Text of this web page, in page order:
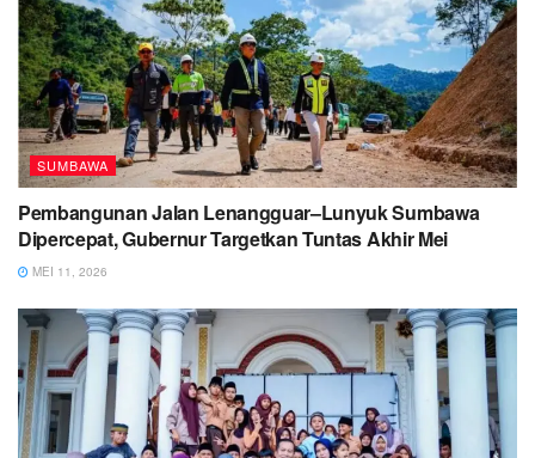
SUMBAWA
Pembangunan Jalan Lenangguar–Lunyuk Sumbawa
Dipercepat, Gubernur Targetkan Tuntas Akhir Mei
MEI 11, 2026